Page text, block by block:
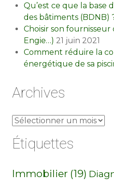
Qu’est ce que la base
des bâtiments (BDNB)
Choisir son fournisseur
Engie…) 21 juin 2021
Comment réduire la
énergétique de sa
Archives
Archives
Étiquettes
Immobilier (19)